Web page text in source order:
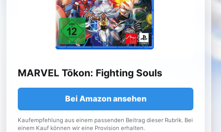
MARVEL Tōkon: Fighting Souls
Bei Amazon ansehen
Kaufempfehlung aus einem passenden Beitrag dieser Rubrik. Bei
einem Kauf können wir eine Provision erhalten.